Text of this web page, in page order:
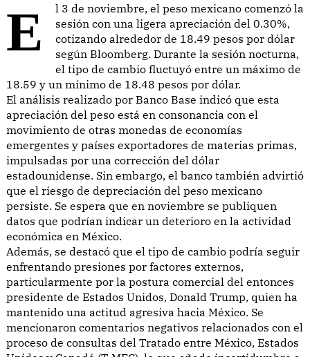
El 3 de noviembre, el peso mexicano comenzó la
sesión con una ligera apreciación del 0.30%,
cotizando alrededor de 18.49 pesos por dólar
según Bloomberg. Durante la sesión nocturna,
el tipo de cambio fluctuyó entre un máximo de
18.59 y un mínimo de 18.48 pesos por dólar.
El análisis realizado por Banco Base indicó que esta
apreciación del peso está en consonancia con el
movimiento de otras monedas de economías
emergentes y países exportadores de materias primas,
impulsadas por una corrección del dólar
estadounidense. Sin embargo, el banco también advirtió
que el riesgo de depreciación del peso mexicano
persiste. Se espera que en noviembre se publiquen
datos que podrían indicar un deterioro en la actividad
económica en México.
Además, se destacó que el tipo de cambio podría seguir
enfrentando presiones por factores externos,
particularmente por la postura comercial del entonces
presidente de Estados Unidos, Donald Trump, quien ha
mantenido una actitud agresiva hacia México. Se
mencionaron comentarios negativos relacionados con el
proceso de consultas del Tratado entre México, Estados